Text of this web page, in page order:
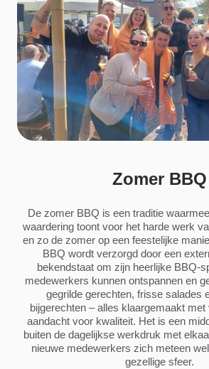
Zomer BBQ
De zomer BBQ is een traditie
waardering toont voor het harde werk
en zo de zomer op een feestelijke
BBQ wordt verzorgd door een
bekendstaat om zijn heerlijke BBQ-
medewerkers kunnen ontspannen en
gegrilde gerechten, frisse salades
bijgerechten – alles klaargemaakt
aandacht voor kwaliteit. Het is een
buiten de dagelijkse werkdruk met
nieuwe medewerkers zich meteen
gezellige sfeer.